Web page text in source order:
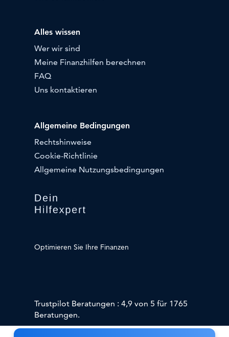
Optimieren Sie Ihre Finanzen
Alles wissen
Wer wir sind
Meine Finanzhilfen berechnen
FAQ
Uns kontaktieren
Allgemeine Bedingungen
Rechtshinweise
Cookie-Richtlinie
Allgemeine Nutzungsbedingungen
Trustpilot Beratungen : 4,9 von 5 für 1765
Beratungen.